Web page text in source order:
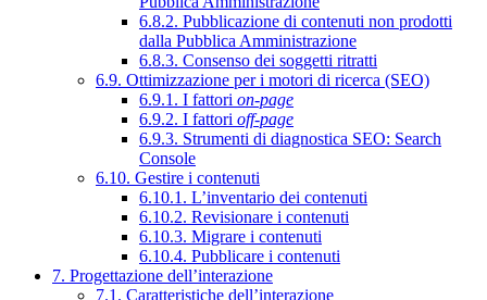
6.8.2. Pubblicazione di contenuti non prodotti
dalla Pubblica Amministrazione
6.8.3. Consenso dei soggetti ritratti
6.9. Ottimizzazione per i motori di ricerca (SEO)
6.9.1. I fattori on-page
6.9.2. I fattori off-page
6.9.3. Strumenti di diagnostica SEO: Search
Console
6.10. Gestire i contenuti
6.10.1. L’inventario dei contenuti
6.10.2. Revisionare i contenuti
6.10.3. Migrare i contenuti
6.10.4. Pubblicare i contenuti
7. Progettazione dell’interazione
7.1. Caratteristiche dell’interazione